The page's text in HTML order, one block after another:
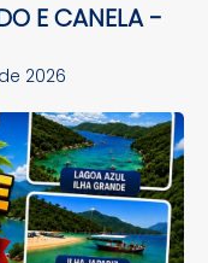
E CANELA -
2026